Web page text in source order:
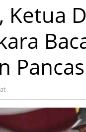
Bengkulu
Utara
Bakara
Naskah
Ikrar
Pancasila
Ketua